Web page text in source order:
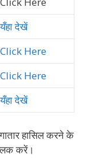
यँहा देखें
Click Here
Click Here
यँहा देखें
हासिल करने के
करें।